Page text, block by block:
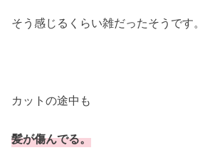
そう感じるくらい雑だったそうです。
カットの途中も
髪が傷んでる。